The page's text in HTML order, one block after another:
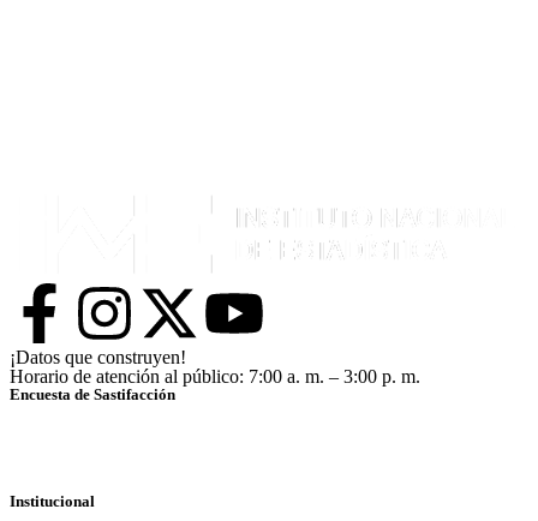
¡Datos que construyen!
Horario de atención al público: 7:00 a. m. – 3:00 p. m.
Encuesta de Sastifacción
Institucional